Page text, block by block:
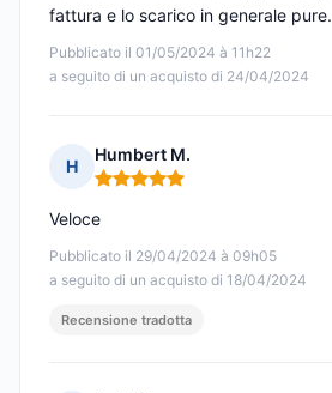
Pubblicato il 01/05/2024 à 11h22
a seguito di un acquisto di 24/04/2024
fattura e lo scarico in generale pure.
H
Humbert M.
Nota: 5 su 5
Pubblicato il 29/04/2024 à 09h05
a seguito di un acquisto di 18/04/2024
Veloce
Recensione tradotta